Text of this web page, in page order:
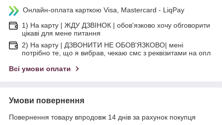
Онлайн-оплата карткою Visa, Mastercard - LiqPay
1) На карту | ЖДУ ДЗВІНОК | обов'язково хочу обговорити
цікаві для мене питання
2) На карту | ДЗВОНИТИ НЕ ОБОВ'ЯЗКОВО| мені
потрібно те, що я вибрав, чекаю смс з реквізитами на опл
Всі умови оплати
Умови повернення
Повернення товару впродовж 14 днів за рахунок покупця